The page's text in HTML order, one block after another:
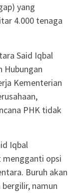
yang
4.000 tenaga
Said Iqbal
Hubungan
Kementerian
PHK tidak
Iqbal
mengganti opsi
Buruh akan
namun